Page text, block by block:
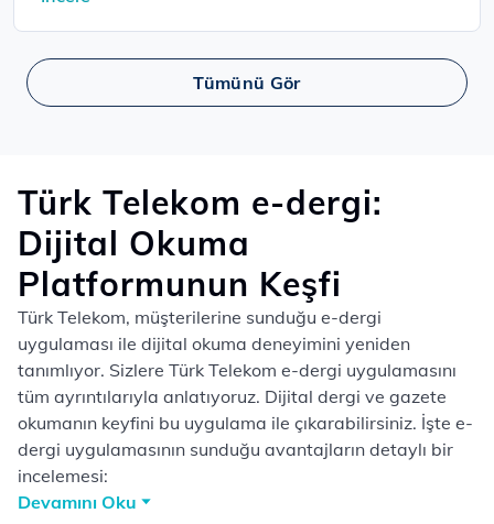
Tümünü Gör
Türk Telekom e-dergi:
Dijital Okuma
Platformunun Keşfi
Türk Telekom, müşterilerine sunduğu e-dergi
uygulaması ile dijital okuma deneyimini yeniden
tanımlıyor. Sizlere Türk Telekom e-dergi uygulamasını
tüm ayrıntılarıyla anlatıyoruz. Dijital dergi ve gazete
okumanın keyfini bu uygulama ile çıkarabilirsiniz. İşte e-
dergi uygulamasının sunduğu avantajların detaylı bir
incelemesi: